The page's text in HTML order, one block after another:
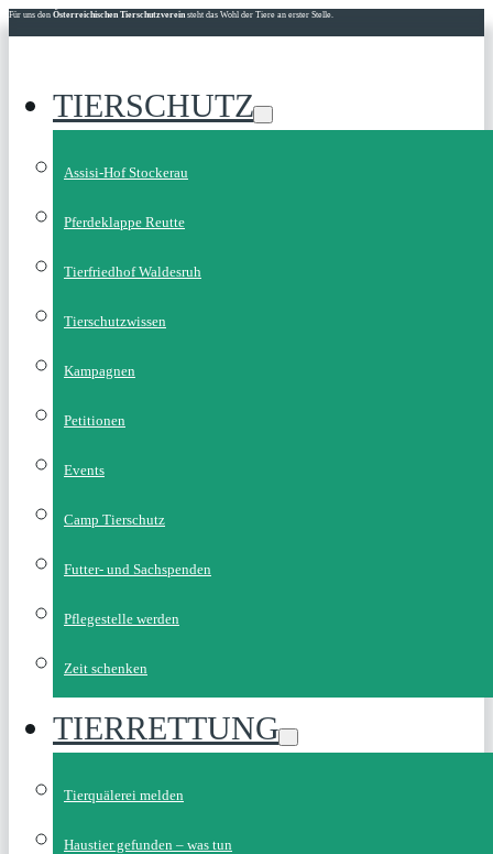
Für uns den Österreichischen Tierschutzvereinsteht das Wohl der Tiere an erster Stelle.
TIERSCHUTZ
Assisi-Hof Stockerau
Pferdeklappe Reutte
Tierfriedhof Waldesruh
Tierschutzwissen
Kampagnen
Petitionen
Events
Camp Tierschutz
Futter- und Sachspenden
Pflegestelle werden
Zeit schenken
TIERRETTUNG
Tierquälerei melden
Haustier gefunden – was tun